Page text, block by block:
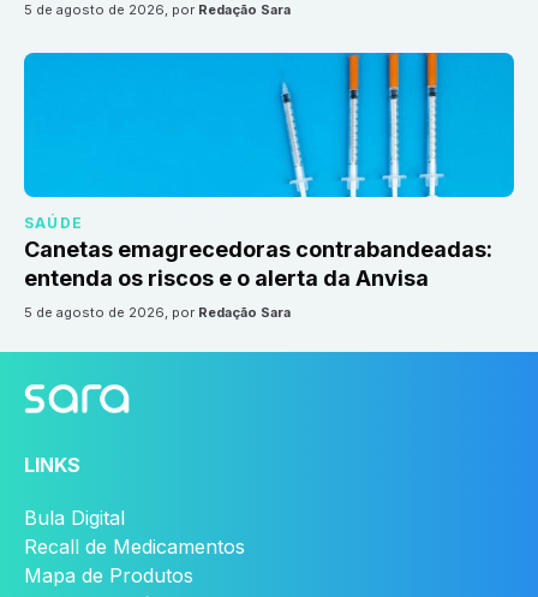
5 de agosto de 2026, por Redação Sara
SAÚDE
Canetas emagrecedoras contrabandeadas:
entenda os riscos e o alerta da Anvisa
5 de agosto de 2026, por Redação Sara
LINKS
Bula Digital
Recall de Medicamentos
Mapa de Produtos